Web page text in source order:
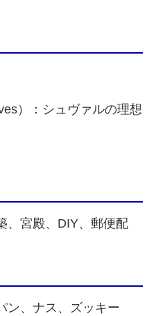
）：シュヴァルの理想
、宮殿、DIY、郵便配
ン、ナス、ズッキー